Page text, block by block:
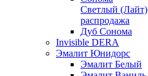
Светлый (Лайт)
распродажа
Дуб Сонома
Invisible DERA
Эмалит Юнидорс
Эмалит Белый